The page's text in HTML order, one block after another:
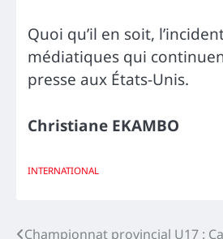
Quoi qu’il en soit,
médiatiques qui
presse aux États-Unis.
Christiane EKAMBO
INTERNATIONAL
Championnat provincial U17 :